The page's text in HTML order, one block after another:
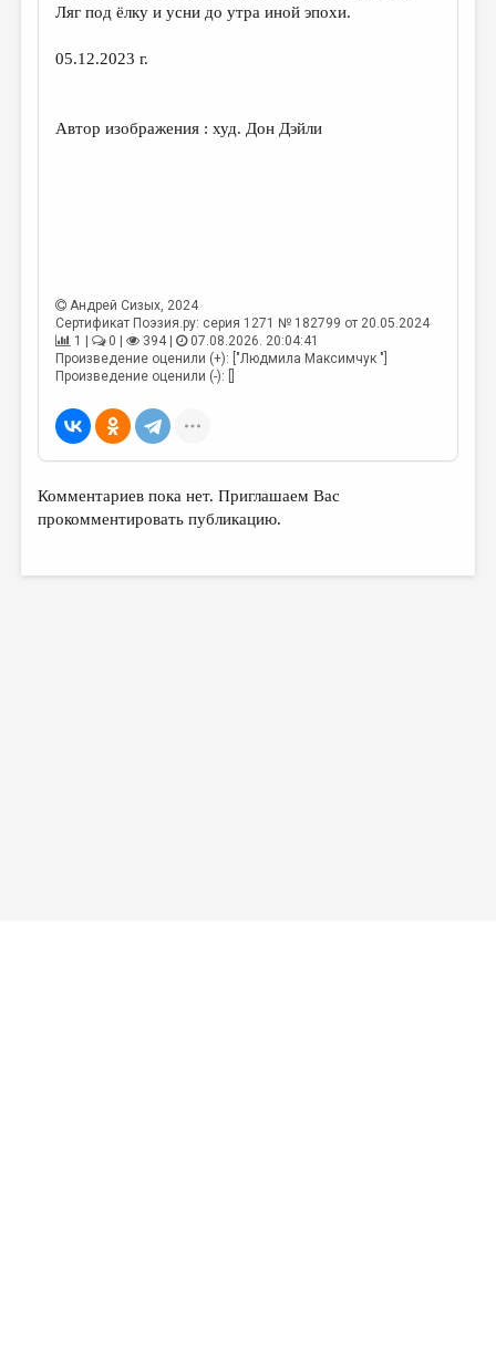
Ляг под ёлку и усни до утра иной эпохи.
05.12.2023 г.
Автор изображения : худ. Дон Дэйли
Андрей Сизых, 2024
Сертификат Поэзия.ру: серия 1271 № 182799 от 20.05.2024
1 |
0 | 394 |
07.08.2026. 20:04:41
Произведение оценили (+): ["Людмила Максимчук "]
Произведение оценили (-): []
Комментариев пока нет. Приглашаем Вас
прокомментировать публикацию.